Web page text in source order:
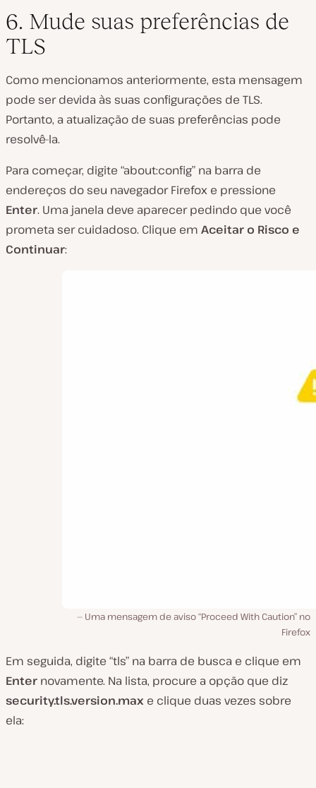
6. Mude suas preferências de
TLS
Como mencionamos anteriormente, esta mensagem
pode ser devida às suas configurações de TLS.
Portanto, a atualização de suas preferências pode
resolvê-la.
Para começar, digite “about:config” na barra de
endereços do seu navegador Firefox e pressione
Enter. Uma janela deve aparecer pedindo que você
prometa ser cuidadoso. Clique em Aceitar o Risco e
Continuar:
Uma mensagem de aviso “Proceed With Caution” no
Firefox
Em seguida, digite “tls” na barra de busca e clique em
Enter novamente. Na lista, procure a opção que diz
security.tls.version.max e clique duas vezes sobre
ela: